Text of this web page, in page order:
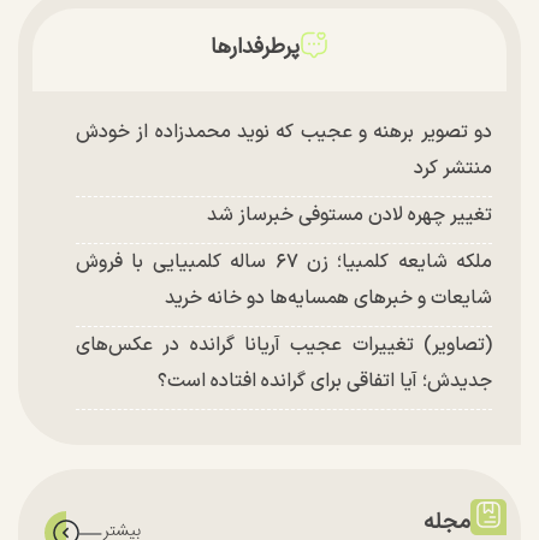
پرطرفدارها
دو تصویر برهنه و عجیب که نوید محمدزاده از خودش
منتشر کرد
تغییر چهره لادن مستوفی خبرساز شد
ملکه شایعه کلمبیا؛ زن ۶۷ ساله کلمبیایی با فروش
شایعات و خبر‌های همسایه‌ها دو خانه خرید
(تصاویر) تغییرات عجیب آریانا گرانده در عکس‌های
جدیدش؛ آیا اتفاقی برای گرانده افتاده است؟
مجله